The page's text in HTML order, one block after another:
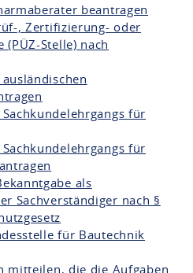
beantragen
, Zertifizierung- oder
(PÜZ-Stelle) nach
für
für
als
Sachverständiger nach §
für Bautechnik
mitteilen, die die Aufgaben